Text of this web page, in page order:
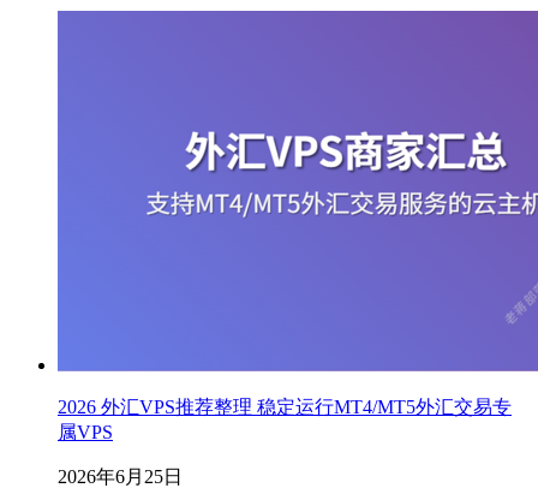
2026 外汇VPS推荐整理 稳定运行MT4/MT5外汇交易专
属VPS
2026年6月25日